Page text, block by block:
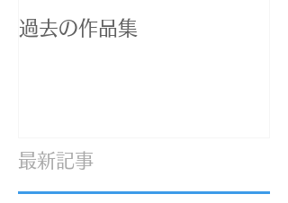
過去の作品集
最新記事